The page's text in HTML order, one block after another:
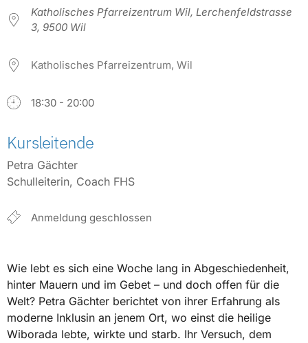
Katholisches Pfarreizentrum Wil, Lerchenfeldstrasse
3, 9500 Wil
Katholisches Pfarreizentrum, Wil
18:30 - 20:00
Kursleitende
Petra Gächter
Schulleiterin, Coach FHS
Anmeldung geschlossen
Wie lebt es sich eine Woche lang in Abgeschiedenheit,
hinter Mauern und im Gebet – und doch offen für die
Welt? Petra Gächter berichtet von ihrer Erfahrung als
moderne Inklusin an jenem Ort, wo einst die heilige
Wiborada lebte, wirkte und starb. Ihr Versuch, dem